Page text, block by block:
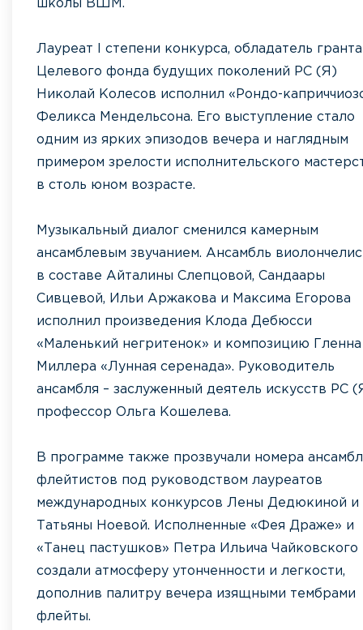
школы ВШМ.
Лауреат I степени конкурса, обладатель гранта
Целевого фонда будущих поколений РС (Я)
Николай Колесов исполнил «Рондо-
Феликса Мендельсона. Его выступление стало
одним из ярких эпизодов вечера и наглядным
примером зрелости исполнительского
в столь юном возрасте.
Музыкальный диалог сменился камерным
ансамблевым звучанием. Ансамбль
в составе Айталины Слепцовой, Сандаары
Сивцевой, Ильи Аржакова и Максима Егорова
исполнил произведения Клода Дебюсси
«Маленький негритенок» и композицию Гленна
Миллера «Лунная серенада». Руководитель
ансамбля – заслуженный деятель искусств РС
профессор Ольга Кошелева.
В программе также прозвучали номера
флейтистов под руководством лауреатов
международных конкурсов Лены Дедюкиной и
Татьяны Ноевой. Исполненные «Фея Драже» и
«Танец пастушков» Петра Ильича Чайковского
создали атмосферу утонченности и легкости,
дополнив палитру вечера изящными тембрами
флейты.